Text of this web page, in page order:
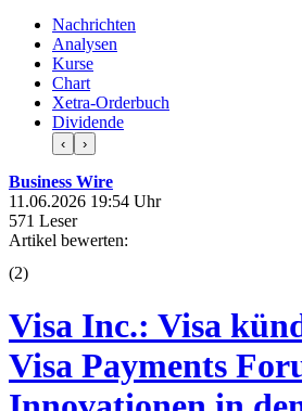
Nachrichten
Analysen
Kurse
Chart
Xetra-Orderbuch
Dividende
‹ ›
Business Wire
11.06.2026 19:54 Uhr
571 Leser
Artikel bewerten:
(2)
Visa Inc.: Visa
Visa Payments